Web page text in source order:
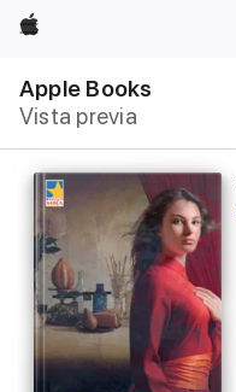
Apple
Apple Books
Vista previa
local
Abrir